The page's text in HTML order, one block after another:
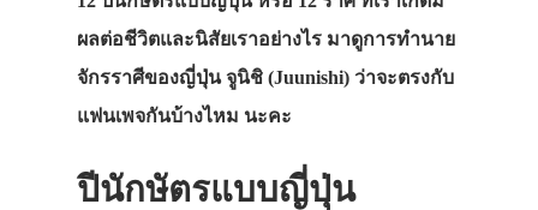
ผลต่อชีวิตและนิสัยเราอย่างไร มาดูการทำนาย
จักรราศีของญี่ปุ่น จูนิชิ (Juunishi) ว่าจะตรงกับ
แฟนเพจกันบ้างไหม นะคะ
ปีนักษัตรแบบญี่ปุ่น